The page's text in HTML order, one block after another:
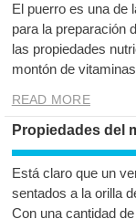
El puerro es una
para la preparación
las propiedades
montón de
READ MORE
Propiedades del
Está claro que un
sentados a la orilla
Con una cantidad